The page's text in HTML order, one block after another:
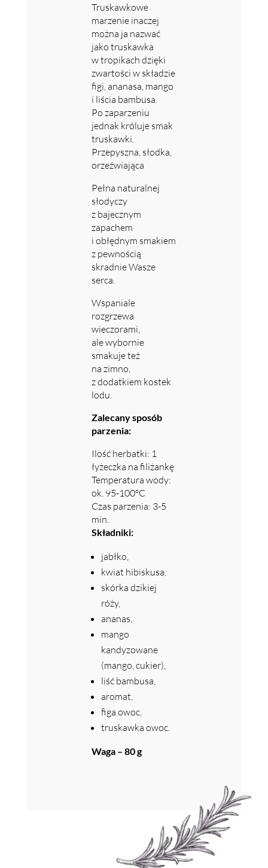
Truskawkowe
marzenie inaczej
można ja nazwać
jako truskawka
w tropikach dzięki
zwartości w składzie
figi, ananasa, mango
i liścia bambusa.
Po zaparzeniu
jednak króluje smak
truskawki.
Przepyszna, słodka,
orzeźwiająca
Pełna naturalnej
słodyczy
z bajecznym
zapachem
i obłędnym smakiem
z pewnością
skradnie Wasze
serca.
Wspaniale
rozgrzewa
wieczorami,
ale wybornie
smakuje też
na zimno,
z dodatkiem kostek
lodu.
Zalecany sposób
parzenia:
Ilość herbatki: 1
łyżeczka na filiżankę
Temperatura wody:
ok. 95-100°C
Czas parzenia: 3-5
min.
Składniki:
jabłko,
kwiat hibiskusa,
skórka dzikiej
róży,
ananas,
mango
kandyzowane
(mango, cukier),
liść bambusa,
aromat,
figa owoc,
truskawka owoc.
Waga – 80 g